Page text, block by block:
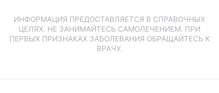
ИНФОРМАЦИЯ ПРЕДОСТАВЛЯЕТСЯ В СПРАВОЧНЫХ
ЦЕЛЯХ. НЕ ЗАНИМАЙТЕСЬ САМОЛЕЧЕНИЕМ. ПРИ
ПЕРВЫХ ПРИЗНАКАХ ЗАБОЛЕВАНИЯ ОБРАЩАЙТЕСЬ К
ВРАЧУ.